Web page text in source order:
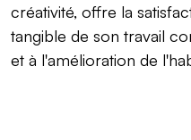
créativité, offre la
tangible de son travail
et à l'amélioration de